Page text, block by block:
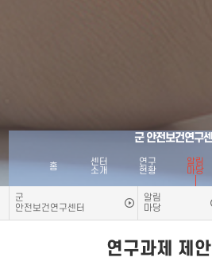
군 안전보건연구
홈
센터
소개
연구
현황
알림
마당
군
안전보건연구센터
알림
마당
연구과제 제